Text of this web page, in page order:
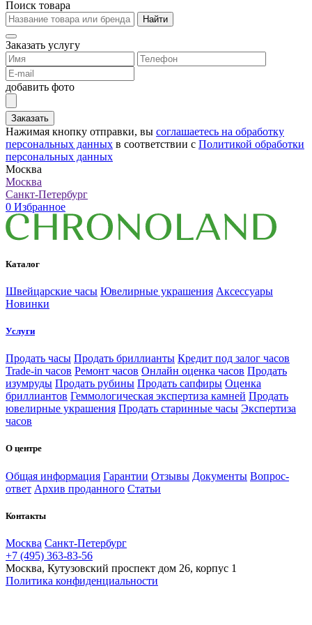
Поиск товара
Найти
Заказать услугу
добавить фото
Заказать
Нажимая кнопку отправки, вы соглашаетесь на обработку
персональных данных в соответствии с Политикой обработки
персональных данных
Москва
Москва
Санкт-Петербург
0 Избранное
Каталог
Швейцарские часы Ювелирные украшения Аксессуары
Новинки
Услуги
Продать часы Продать бриллианты Кредит под залог часов
Trade-in часов Ремонт часов Онлайн оценка часов Продать
изумруды Продать рубины Продать сапфиры Оценка
бриллиантов Геммологическая экспертиза камней Продать
ювелирные украшения Продать старинные часы Экспертиза
часов
О центре
Общая информация Гарантии Отзывы Документы Вопрос-
ответ Архив проданного Статьи
Контакты
Москва Санкт-Петербург
+7 (495) 363-83-56
Москва, Кутузовский проспект дом 26, корпус 1
Политика конфиденциальности